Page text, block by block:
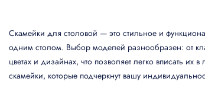
Скамейки для столовой — это стильное и
одним столом. Выбор моделей разнообразен: от
цветах и дизайнах, что позволяет легко вписать
скамейки, которые подчеркнут вашу